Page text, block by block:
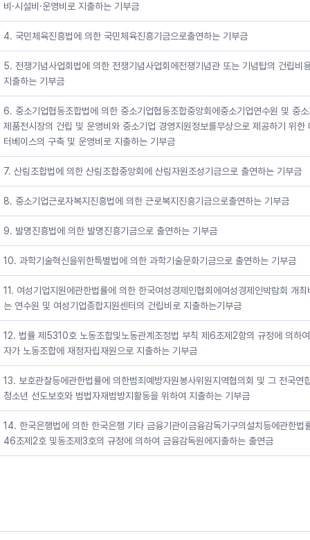
비·시설비·운영비로 지출하는 기부금
4. 국민체육진흥법에 의한 국민체육진흥기금으로출연하는 기부금
5. 전쟁기념사업회법에 의한 전쟁기념사업회에전쟁기념관 또는 기념탑의 건립비
지출하는 기부금
6. 중소기업협동조합법에 의한 중소기업협동조합중앙회에중소기업연수원 및 중
제품전시장의 건립 및 운영비와 중소기업 경영지원정보를무상으로 제공하기 위한
터베이스의 구축 및 운영비로 지출하는 기부금
7. 산림조합법에 의한 산림조합중앙회에 산림자원조성기금으로 출연하는 기부금
8. 중소기업근로자복지진흥법에 의한 근로복지진흥기금으로출연하는 기부금
9. 발명진흥법에 의한 발명진흥기금으로 출연하는 기부금
10. 과학기술혁신을위한특별법에 의한 과학기술문화기금으로 출연하는 기부금
11. 여성기업지원에관한법률에 의한 한국여성경제인협회에여성경제인박람회 개최
는 연수원 및 여성기업종합지원센터의 건립비로 지출하는기부금
12. 법률 제5310호 노동조합및노동관계조정법 부칙 제6조제2항의 규정에 의하
자가 노동조합에 재정자립재원으로 지출하는 기부금
13. 보호관찰등에관한법률에 의한범죄예방자원봉사위원지역협의회 및 그 전국연
청소년 선도보호와 범법자재범방지활동을 위하여 지출하는 기부금
14. 한국은행법에 의한 한국은행 기타 금융기관이금융감독기구의설치등에관한법
46조제2호 및동조제3호의 규정에 의하여 금융감독원에지출하는 출연금